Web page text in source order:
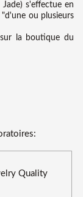
s'effectue en
ou plusieurs
la boutique du
Quality